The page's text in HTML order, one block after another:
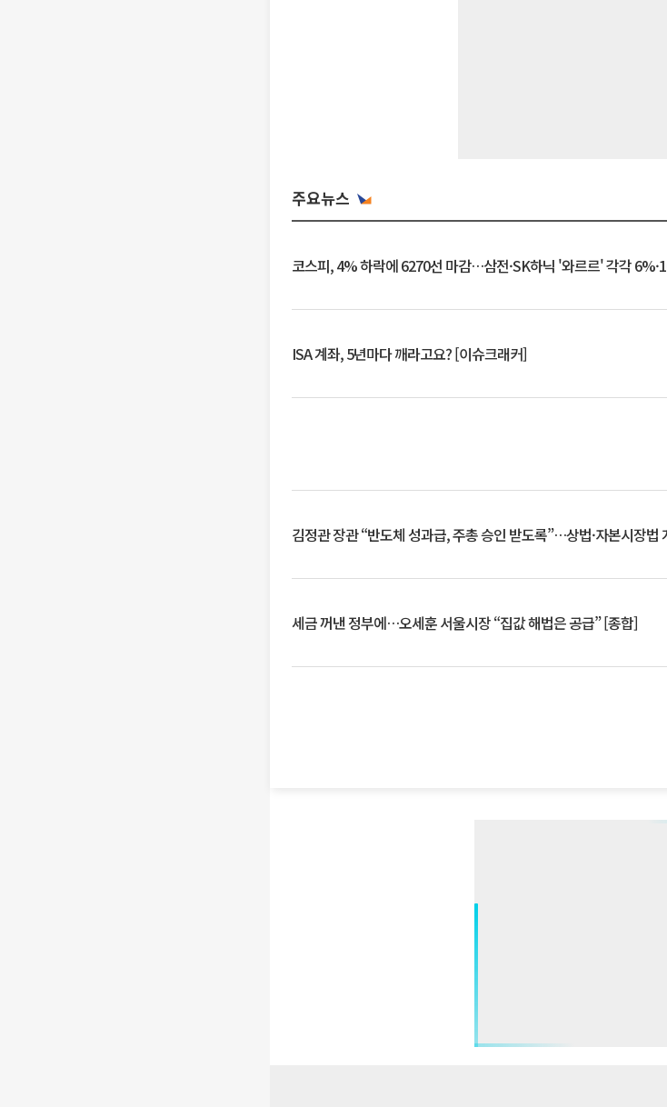
주요뉴스
코스피, 4% 하락에 6270선 마감…삼전·SK하닉 '와르르' 각각
ISA 계좌, 5년마다 깨라고요? [이슈크래커]
김정관 장관 “반도체 성과급, 주총 승인 받도록”…상법·자본시장법
세금 꺼낸 정부에…오세훈 서울시장 “집값 해법은 공급” [종합]